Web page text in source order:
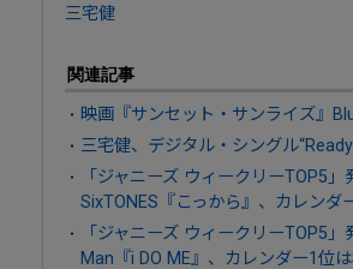
三宅健
関連記事
映画『サンセット・サンライズ』
三宅健、デジタル・シングル
「ジャニーズ ウィークリーTOP5
SixTONES『こっから』、カレンダ
「ジャニーズ ウィークリーTOP5
Man『i DO ME』、カレンダー1位